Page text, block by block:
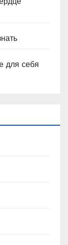
для себя